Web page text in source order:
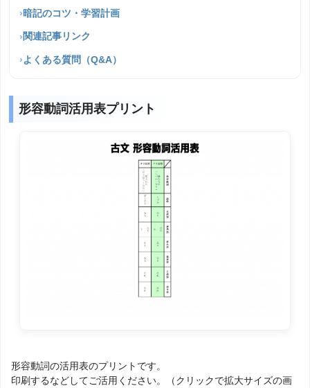
暗記のコツ・学習計画
関連記事リンク
よくある質問（Q&A）
形容動詞活用表プリント
形容動詞の活用表のプリントです。
印刷するなどしてご活用ください。（クリックで拡大サイズの画